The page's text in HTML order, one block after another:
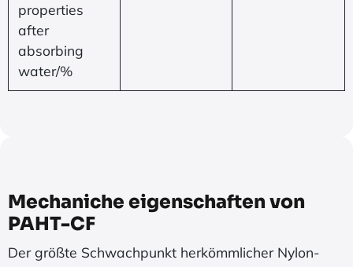
properties
after
absorbing
water/%
Mechaniche eigenschaften von
PAHT-CF
Der größte Schwachpunkt herkömmlicher Nylon-